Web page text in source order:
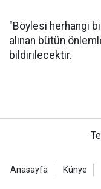
"Böylesi herhangi
alınan bütün
bildirilecektir.
Anasayfa Künye